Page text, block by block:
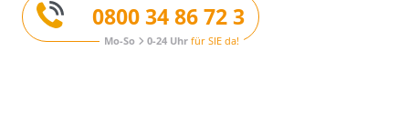
0800 34 86 72 3
Mo-So 0-24 Uhrfür SIE da!